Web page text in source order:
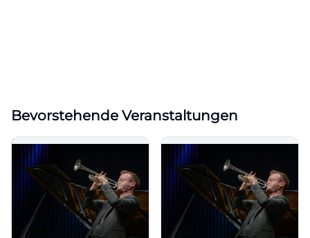
Bevorstehende Veranstaltungen